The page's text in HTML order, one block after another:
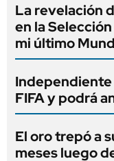
La revelación
en la
mi último
Independiente
FIFA y podrá
El oro trepó a
meses luego